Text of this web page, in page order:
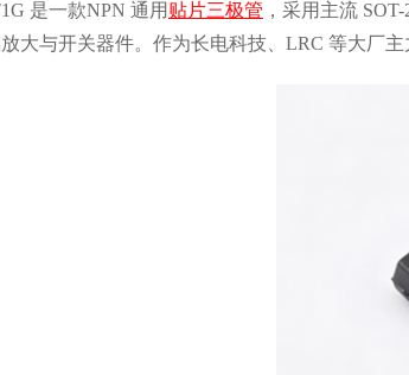
是一款NPN 通用 贴片三极管 ，采用主流
大与开关器件。作为长电科技、LRC 等大厂